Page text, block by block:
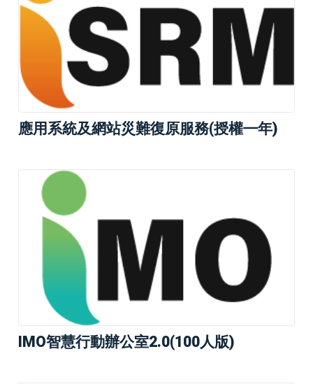
應用系統及網站災難復原服務(授權㇐年)
IMO智慧行動辦公室2.0(100人版)